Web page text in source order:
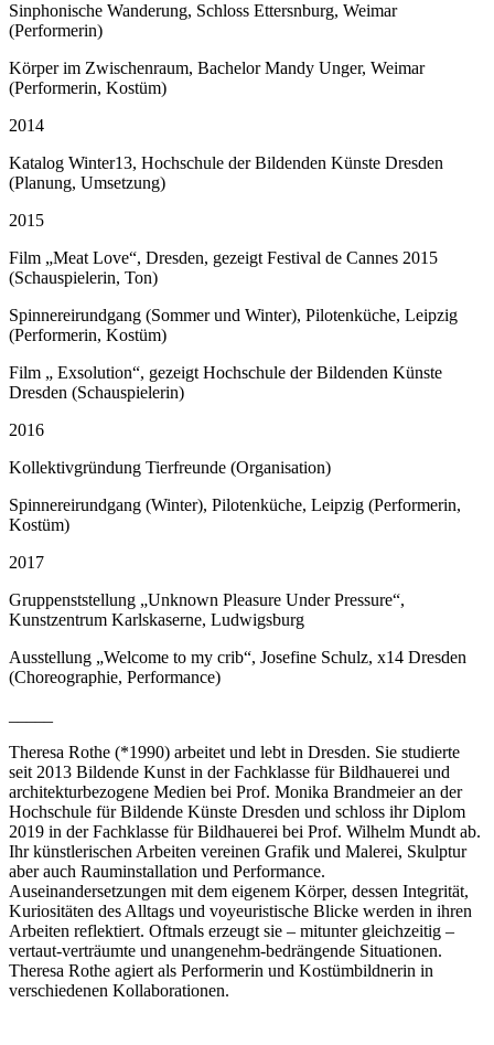
Sinphonische Wanderung, Schloss Ettersnburg, Weimar
(Performerin)
Körper im Zwischenraum, Bachelor Mandy Unger, Weimar
(Performerin, Kostüm)
2014
Katalog Winter13, Hochschule der Bildenden Künste Dresden
(Planung, Umsetzung)
2015
Film „Meat Love“, Dresden, gezeigt Festival de Cannes 2015
(Schauspielerin, Ton)
Spinnereirundgang (Sommer und Winter), Pilotenküche, Leipzig
(Performerin, Kostüm)
Film „ Exsolution“, gezeigt Hochschule der Bildenden Künste
Dresden (Schauspielerin)
2016
Kollektivgründung Tierfreunde (Organisation)
Spinnereirundgang (Winter), Pilotenküche, Leipzig (Performerin,
Kostüm)
2017
Gruppenststellung „Unknown Pleasure Under Pressure“,
Kunstzentrum Karlskaserne, Ludwigsburg
Ausstellung „Welcome to my crib“, Josefine Schulz, x14 Dresden
(Choreographie, Performance)
Theresa Rothe (*1990) arbeitet und lebt in Dresden. Sie studierte
seit 2013 Bildende Kunst in der Fachklasse für Bildhauerei und
architekturbezogene Medien bei Prof. Monika Brandmeier an der
Hochschule für Bildende Künste Dresden und schloss ihr Diplom
2019 in der Fachklasse für Bildhauerei bei Prof. Wilhelm Mundt ab.
Ihr künstlerischen Arbeiten vereinen Grafik und Malerei, Skulptur
aber auch Rauminstallation und Performance.
Auseinandersetzungen mit dem eigenem Körper, dessen Integrität,
Kuriositäten des Alltags und voyeuristische Blicke werden in ihren
Arbeiten reflektiert. Oftmals erzeugt sie – mitunter gleichzeitig –
vertaut-verträumte und unangenehm-bedrängende Situationen.
Theresa Rothe agiert als Performerin und Kostümbildnerin in
verschiedenen Kollaborationen.